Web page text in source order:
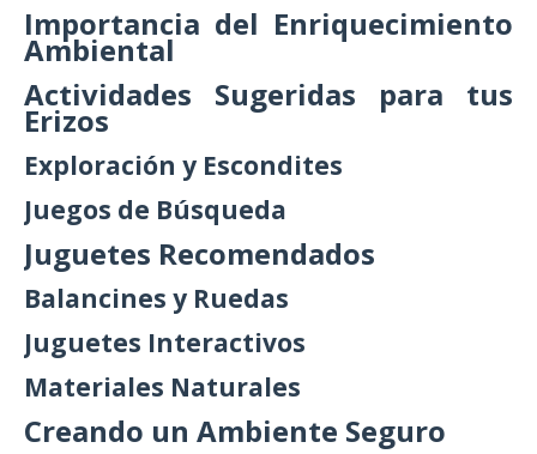
Importancia del Enriquecimiento
Ambiental
Actividades Sugeridas para tus
Erizos
Exploración y Escondites
Juegos de Búsqueda
Juguetes Recomendados
Balancines y Ruedas
Juguetes Interactivos
Materiales Naturales
Creando un Ambiente Seguro